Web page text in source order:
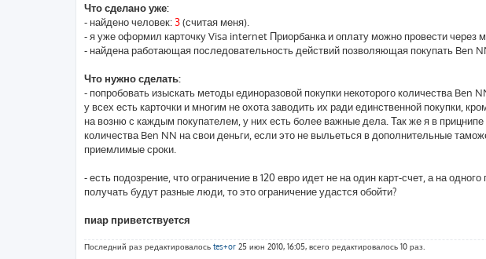
Что сделано уже:
- найдено человек:3(считая меня).
- я уже оформил карточку Visa internet Приорбанка и оплату можно провести через
- найдена работающая последовательность действий позволяющая покупать Ben
Что нужно сделать:
- попробовать изыскать методы единоразовой покупки некоторого количества
у всех есть карточки и многим не охота заводить их ради единственной покупки,
на возню с каждым покупателем, у них есть более важные дела. Так же я в прицнипе
количества Ben NN на свои деньги, если это не выльеться в дополнительные
приемлимые сроки.
- есть подозрение, что ограничение в 120 евро идет не на один карт-счет, а на
получать будут разные люди, то это ограничение удастся обойти?
пиар приветствуется
Последний раз редактировалось tes+or 25 июн 2010, 16:05, всего редактировалось 10 раз.